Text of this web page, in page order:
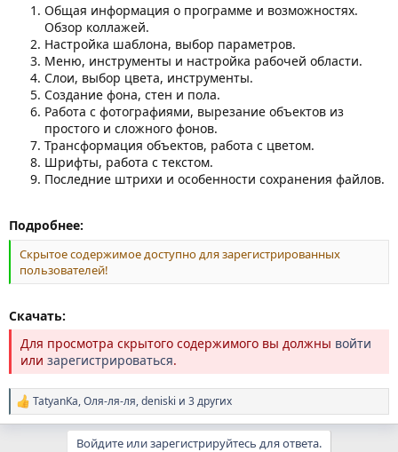
Общая информация о программе и возможностях.
Обзор коллажей.
Настройка шаблона, выбор параметров.
Меню, инструменты и настройка рабочей области.
Слои, выбор цвета, инструменты.
Создание фона, стен и пола.
Работа с фотографиями, вырезание объектов из
простого и сложного фонов.
Трансформация объектов, работа с цветом.
Шрифты, работа с текстом.
Последние штрихи и особенности сохранения файлов.
Подробнее:
Скрытое содержимое доступно для зарегистрированных
пользователей!
Скачать:
Для просмотра скрытого содержимого вы должны войти
или зарегистрироваться.
Р
е
TatyanKa,Оля-ля-ля,deniski и 3 других
Войдите или зарегистрируйтесь для ответа.